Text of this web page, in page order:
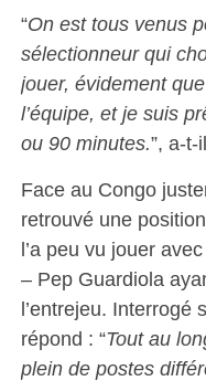
“On est tous venus
sélectionneur qui
jouer, évidement
l’équipe, et je suis
ou 90 minutes.”, a-t-
Face au Congo
retrouvé une
l’a peu vu jouer
– Pep Guardiola
l’entrejeu. Interrogé
répond : “Tout au
plein de postes